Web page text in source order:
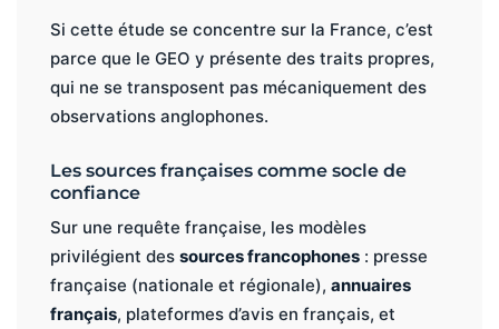
Si cette étude se concentre sur la France, c’est
parce que le GEO y présente des traits propres,
qui ne se transposent pas mécaniquement des
observations anglophones.
Les sources françaises comme socle de
confiance
Sur une requête française, les modèles
privilégient des sources francophones : presse
française (nationale et régionale), annuaires
français, plateformes d’avis en français, et